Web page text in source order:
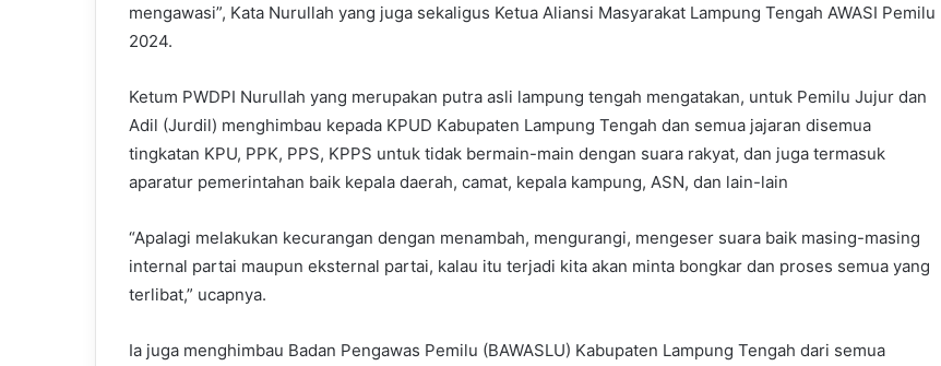
mengawasi”, Kata Nurullah yang juga sekaligus Ketua Aliansi Masyarakat Lampung Tengah AWASI Pemilu
2024.
Ketum PWDPI Nurullah yang merupakan putra asli lampung tengah mengatakan, untuk Pemilu Jujur dan
Adil (Jurdil) menghimbau kepada KPUD Kabupaten Lampung Tengah dan semua jajaran disemua
tingkatan KPU, PPK, PPS, KPPS untuk tidak bermain-main dengan suara rakyat, dan juga termasuk
aparatur pemerintahan baik kepala daerah, camat, kepala kampung, ASN, dan lain-lain
“Apalagi melakukan kecurangan dengan menambah, mengurangi, mengeser suara baik masing-masing
internal partai maupun eksternal partai, kalau itu terjadi kita akan minta bongkar dan proses semua yang
terlibat,” ucapnya.
Ia juga menghimbau Badan Pengawas Pemilu (BAWASLU) Kabupaten Lampung Tengah dari semua